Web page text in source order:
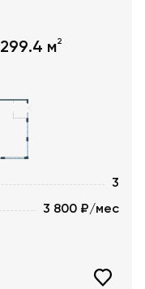
299.4 м2
3
3 800 ₽/мес